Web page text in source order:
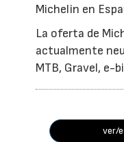
Michelin en
La oferta de
actualmente
MTB, Gravel, e-
ver/